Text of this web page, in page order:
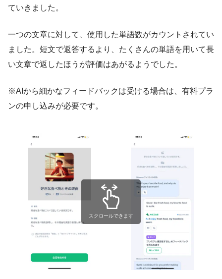
ていきました。
一つの文章に対して、使用した単語数がカウントされてい
ました。短文で返答するより、たくさんの単語を用いて長
い文章で返したほうが評価はあがるようでした。
※AIから細かなフィードバックは受ける場合は、有料プラ
ンの申し込みが必要です。
スクロールできます